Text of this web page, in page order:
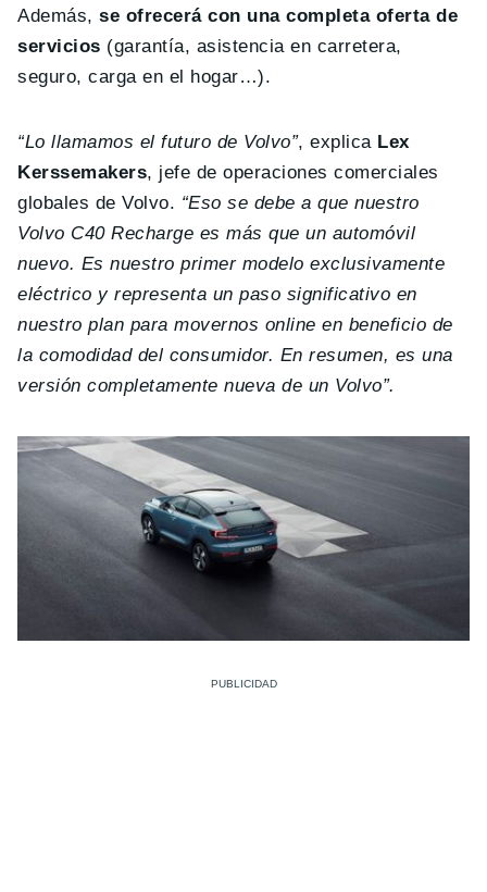
Además, se ofrecerá con una completa oferta de
servicios (garantía, asistencia en carretera,
seguro, carga en el hogar…).
“Lo llamamos el futuro de Volvo”, explica Lex
Kerssemakers, jefe de operaciones comerciales
globales de Volvo. “Eso se debe a que nuestro
Volvo C40 Recharge es más que un automóvil
nuevo. Es nuestro primer modelo exclusivamente
eléctrico y representa un paso significativo en
nuestro plan para movernos online en beneficio de
la comodidad del consumidor. En resumen, es una
versión completamente nueva de un Volvo”.